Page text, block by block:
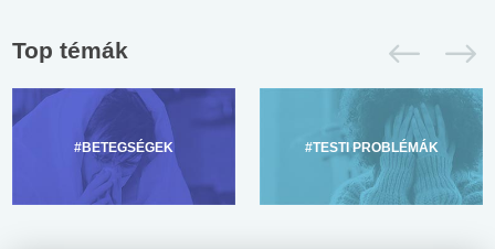
Top témák
#BETEGSÉGEK #TESTI PROBLÉMÁK